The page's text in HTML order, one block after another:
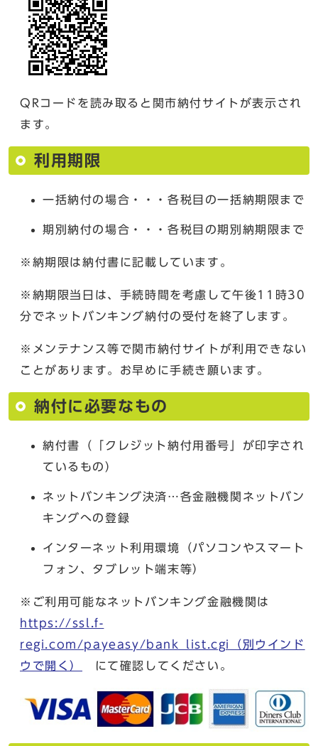
QRコードを読み取ると関市納付サイトが表示され
ます。
利用期限
一括納付の場合・・・各税目の一括納期限まで
期別納付の場合・・・各税目の期別納期限まで
※納期限は納付書に記載しています。
※納期限当日は、手続時間を考慮して午後11時30
分でネットバンキング納付の受付を終了します。
※メンテナンス等で関市納付サイトが利用できない
ことがあります。お早めに手続き願います。
納付に必要なもの
納付書（「クレジット納付用番号」が印字され
ているもの）
ネットバンキング決済…各金融機関ネットバン
キングへの登録
インターネット利用環境（パソコンやスマート
フォン、タブレット端末等）
※ご利用可能なネットバンキング金融機関は
https://ssl.f-
regi.com/payeasy/bank_list.cgi
（別ウインド
ウで開く）
にて確認してください。